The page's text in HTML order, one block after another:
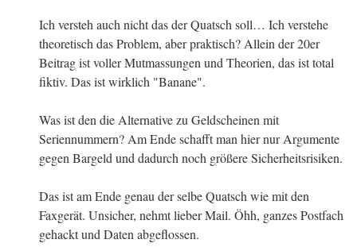
Ich versteh auch nicht das der Quatsch soll… Ich verstehe
theoretisch das Problem, aber praktisch? Allein der 20er
Beitrag ist voller Mutmassungen und Theorien, das ist total
fiktiv. Das ist wirklich "Banane".
Was ist den die Alternative zu Geldscheinen mit
Seriennummern? Am Ende schafft man hier nur Argumente
gegen Bargeld und dadurch noch größere Sicherheitsrisiken.
Das ist am Ende genau der selbe Quatsch wie mit den
Faxgerät. Unsicher, nehmt lieber Mail. Öhh, ganzes Postfach
gehackt und Daten abgeflossen.